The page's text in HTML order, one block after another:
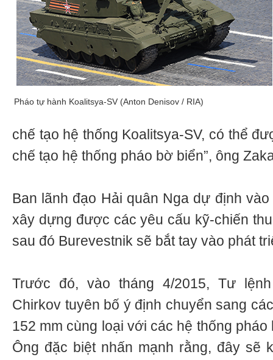
Pháo tự hành Koalitsya-SV (Anton Denisov / RIA)
chế tạo hệ thống Koalitsya-SV, có thể
chế tạo hệ thống pháo bờ biển”, ông
Ban lãnh đạo Hải quân Nga dự định
xây dựng được các yêu cấu kỹ-chiến
sau đó Burevestnik sẽ bắt tay vào phát
Trước đó, vào tháng 4/2015, Tư
Chirkov tuyên bố ý định chuyển sang
152 mm cùng loại với các hệ thống
Ông đặc biệt nhấn mạnh rằng, đây sẽ